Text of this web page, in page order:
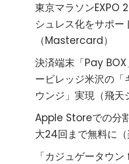
東京マラソンEXPO
シュレス化をサポー
（Mastercard）
決済端末「Pay
ービレッジ米沢の「
ウンジ」実現（飛天
Apple Storeでの分
大24回まで無料に（
「カジュゲータウ